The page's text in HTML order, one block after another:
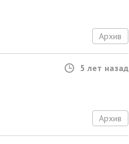
Архив
5 лет назад
Архив